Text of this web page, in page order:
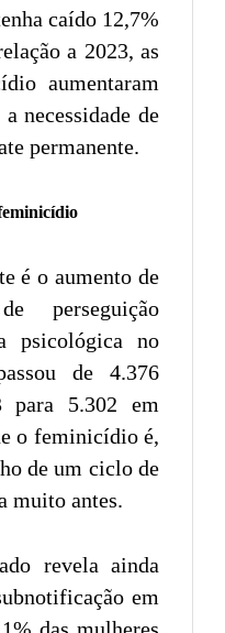
caído 12,7%
a 2023, as
aumentaram
necessidade de
permanente.
é o aumento de
perseguição
psicológica no
de 4.376
para 5.302 em
o feminicídio é,
de um ciclo de
muito antes.
revela ainda
em